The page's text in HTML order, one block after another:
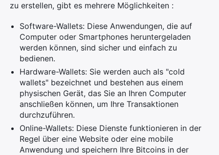
zu erstellen, gibt es mehrere Möglichkeiten :
Software-Wallets: Diese Anwendungen, die auf
Computer oder Smartphones heruntergeladen
werden können, sind sicher und einfach zu
bedienen.
Hardware-Wallets: Sie werden auch als "cold
wallets" bezeichnet und bestehen aus einem
physischen Gerät, das Sie an Ihren Computer
anschließen können, um Ihre Transaktionen
durchzuführen.
Online-Wallets: Diese Dienste funktionieren in der
Regel über eine Website oder eine mobile
Anwendung und speichern Ihre Bitcoins in der